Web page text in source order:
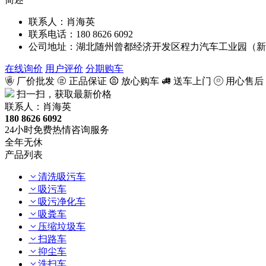
联系人：肖海英
联系电话：180 8626 6092
公司地址：湖北随州曾都经济开发区程力汽车工业园（
在线询价 用户评价 分期购车
厂价批发
正品保证 放心购车 送车上门
用心售后
扫一扫，获取最新价格
联系人：肖海英
180 8626 6092
24小时免费热情咨询服务
全年无休
产品列表
清洗吸污车
吸污车
吸污净化车
吸粪车
压缩垃圾车
扫路车
抑尘车
洗扫车